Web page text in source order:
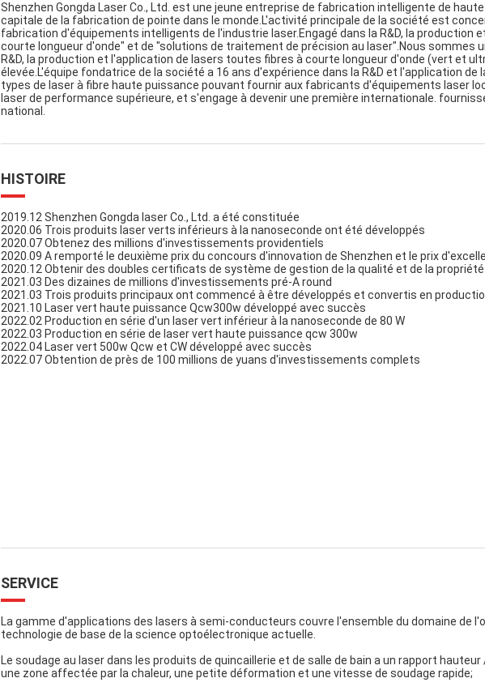
Shenzhen Gongda Laser Co., Ltd. est une jeune entreprise de fabrication intelligente de
capitale de la fabrication de pointe dans le monde.L'activité principale de la société est
fabrication d'équipements intelligents de l'industrie laser.Engagé dans la R&D, la production
courte longueur d'onde" et de "solutions de traitement de précision au laser".Nous sommes
R&D, la production et l'application de lasers toutes fibres à courte longueur d'onde (vert et
élevée.L'équipe fondatrice de la société a 16 ans d'expérience dans la R&D et l'application de
types de laser à fibre haute puissance pouvant fournir aux fabricants d'équipements laser
laser de performance supérieure, et s'engage à devenir une première internationale.
national.
HISTOIRE
2019.12 Shenzhen Gongda laser Co., Ltd. a été constituée
2020.06 Trois produits laser verts inférieurs à la nanoseconde ont été développés
2020.07 Obtenez des millions d'investissements providentiels
2020.09 A remporté le deuxième prix du concours d'innovation de Shenzhen et le prix
2020.12 Obtenir des doubles certificats de système de gestion de la qualité et de la
2021.03 Des dizaines de millions d'investissements pré-A round
2021.03 Trois produits principaux ont commencé à être développés et convertis en
2021.10 Laser vert haute puissance Qcw300w développé avec succès
2022.02 Production en série d'un laser vert inférieur à la nanoseconde de 80 W
2022.03 Production en série de laser vert haute puissance qcw 300w
2022.04 Laser vert 500w Qcw et CW développé avec succès
2022.07 Obtention de près de 100 millions de yuans d'investissements complets
SERVICE
La gamme d'applications des lasers à semi-conducteurs couvre l'ensemble du domaine de
technologie de base de la science optoélectronique actuelle.
Le soudage au laser dans les produits de quincaillerie et de salle de bain a un rapport
une zone affectée par la chaleur, une petite déformation et une vitesse de soudage rapide;